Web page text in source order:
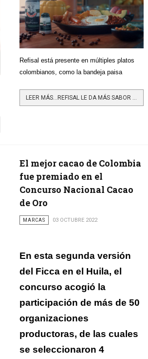
Refisal está presente en múltiples platos
colombianos, como la bandeja paisa
El mejor cacao de Colombia
fue premiado en el
Concurso Nacional Cacao
de Oro
MARCAS 03 OCTUBRE 2022
En esta segunda versión
del Ficca en el Huila, el
concurso acogió la
participación de más de 50
organizaciones
productoras, de las cuales
se seleccionaron 4